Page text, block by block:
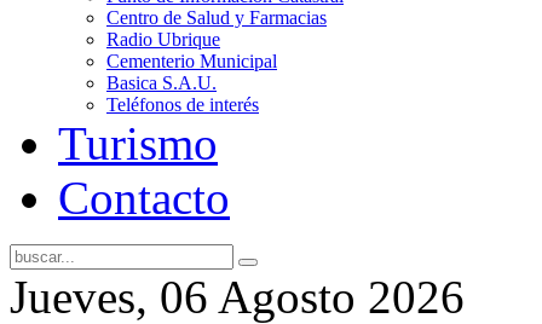
Centro de Salud y Farmacias
Radio Ubrique
Cementerio Municipal
Basica S.A.U.
Teléfonos de interés
Turismo
Contacto
Jueves, 06 Agosto 2026